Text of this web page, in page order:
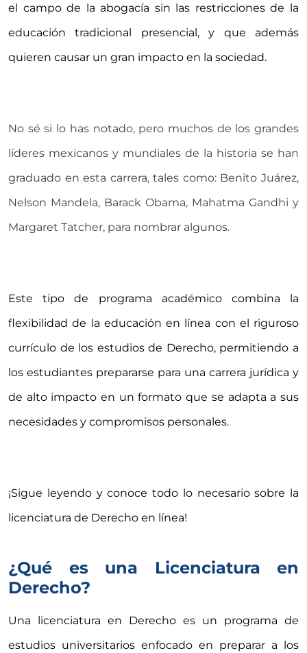
el campo de la abogacía sin las restricciones de la
educación tradicional presencial, y que además
quieren causar un gran impacto en la sociedad.
No sé si lo has notado, pero muchos de los grandes
líderes mexicanos y mundiales de la historia se han
graduado en esta carrera, tales como: Benito Juárez,
Nelson Mandela, Barack Obama, Mahatma Gandhi y
Margaret Tatcher, para nombrar algunos.
Este tipo de programa académico combina la
flexibilidad de la educación en línea con el riguroso
currículo de los estudios de Derecho, permitiendo a
los estudiantes prepararse para una carrera jurídica y
de alto impacto en un formato que se adapta a sus
necesidades y compromisos personales.
¡Sigue leyendo y conoce todo lo necesario sobre la
licenciatura de Derecho en línea!
¿Qué es una Licenciatura en
Derecho?
Una licenciatura en Derecho es un programa de
estudios universitarios enfocado en preparar a los